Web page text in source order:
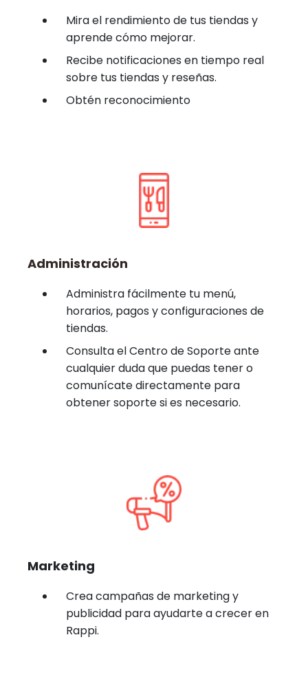
Mira el rendimiento de tus tiendas y
aprende cómo mejorar.
Recibe notificaciones en tiempo real
sobre tus tiendas y reseñas.
Obtén reconocimiento
Administración
Administra fácilmente tu menú,
horarios, pagos y configuraciones de
tiendas.
Consulta el Centro de Soporte ante
cualquier duda que puedas tener o
comunícate directamente para
obtener soporte si es necesario.
Marketing
Crea campañas de marketing y
publicidad para ayudarte a crecer en
Rappi.